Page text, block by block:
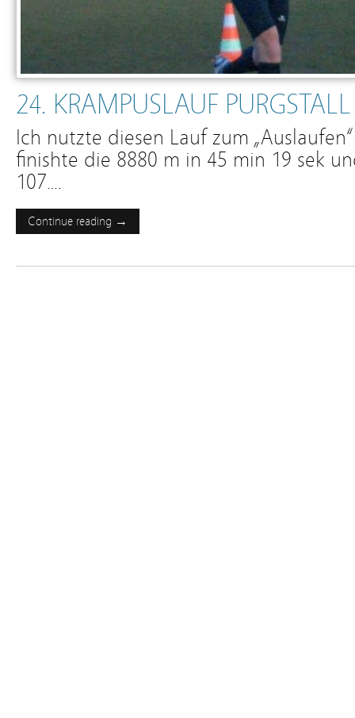
24. KRAMPUSLAUF
Ich nutzte diesen Lauf zum
finishte die 8880 m in 45 min 19 sek
107….
Continue reading →